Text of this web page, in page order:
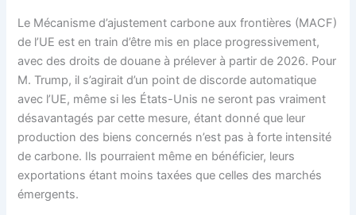
Le Mécanisme d’ajustement carbone aux frontières (MACF)
de l’UE est en train d’être mis en place progressivement,
avec des droits de douane à prélever à partir de 2026. Pour
M. Trump, il s’agirait d’un point de discorde automatique
avec l’UE, même si les États-Unis ne seront pas vraiment
désavantagés par cette mesure, étant donné que leur
production des biens concernés n’est pas à forte intensité
de carbone. Ils pourraient même en bénéficier, leurs
exportations étant moins taxées que celles des marchés
émergents.